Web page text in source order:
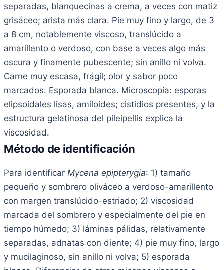
separadas, blanquecinas a crema, a veces con matiz
grisáceo; arista más clara. Pie muy fino y largo, de 3
a 8 cm, notablemente viscoso, translúcido a
amarillento o verdoso, con base a veces algo más
oscura y finamente pubescente; sin anillo ni volva.
Carne muy escasa, frágil; olor y sabor poco
marcados. Esporada blanca. Microscopía: esporas
elipsoidales lisas, amiloides; cistidios presentes, y la
estructura gelatinosa del pileipellis explica la
viscosidad.
Método de identificación
Para identificar Mycena epipterygia: 1) tamaño
pequeño y sombrero oliváceo a verdoso-amarillento
con margen translúcido-estriado; 2) viscosidad
marcada del sombrero y especialmente del pie en
tiempo húmedo; 3) láminas pálidas, relativamente
separadas, adnatas con diente; 4) pie muy fino, largo
y mucilaginoso, sin anillo ni volva; 5) esporada